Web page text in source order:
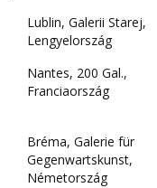
Lublin, Galerii Starej,
Lengyelország
Nantes, 200 Gal.,
Franciaország
Bréma, Galerie für
Gegenwartskunst,
Németország